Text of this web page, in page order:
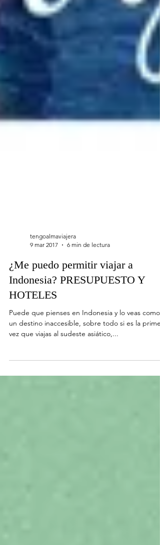
tengoalmaviajera
9 mar 2017
6 min de lectura
Indonesia? PRESUPUESTO Y
HOTELES
un destino inaccesible, sobre todo si es la
vez que viajas al sudeste asiático,...